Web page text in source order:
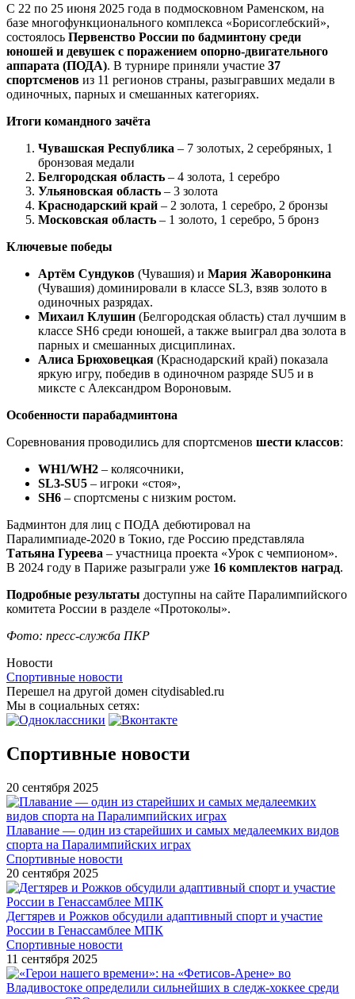
С 22 по 25 июня 2025 года в подмосковном Раменском, на
базе многофункционального комплекса «Борисоглебский»,
состоялось Первенство России по бадминтону среди
юношей и девушек с поражением опорно-двигательного
аппарата (ПОДА). В турнире приняли участие 37
спортсменов из 11 регионов страны, разыгравших медали в
одиночных, парных и смешанных категориях.
Итоги командного зачёта
Чувашская Республика – 7 золотых, 2 серебряных, 1
бронзовая медали
Белгородская область – 4 золота, 1 серебро
Ульяновская область – 3 золота
Краснодарский край – 2 золота, 1 серебро, 2 бронзы
Московская область – 1 золото, 1 серебро, 5 бронз
Ключевые победы
Артём Сундуков (Чувашия) и Мария Жаворонкина
(Чувашия) доминировали в классе SL3, взяв золото в
одиночных разрядах.
Михаил Клушин (Белгородская область) стал лучшим в
классе SH6 среди юношей, а также выиграл два золота в
парных и смешанных дисциплинах.
Алиса Брюховецкая (Краснодарский край) показала
яркую игру, победив в одиночном разряде SU5 и в
миксте с Александром Вороновым.
Особенности парабадминтона
Соревнования проводились для спортсменов шести классов:
WH1/WH2 – колясочники,
SL3-SU5 – игроки «стоя»,
SH6 – спортсмены с низким ростом.
Бадминтон для лиц с ПОДА дебютировал на
Паралимпиаде-2020 в Токио, где Россию представляла
Татьяна Гуреева – участница проекта «Урок с чемпионом».
В 2024 году в Париже разыграли уже 16 комплектов наград.
Подробные результаты доступны на сайте Паралимпийского
комитета России в разделе «Протоколы».
Фото: пресс-служба ПКР
Новости
Спортивные новости
Перешел на другой домен citydisabled.ru
Мы в социальных сетях:
Спортивные новости
20 сентября 2025
Плавание — один из старейших и самых медалеемких видов
спорта на Паралимпийских играх
Спортивные новости
20 сентября 2025
Дегтярев и Рожков обсудили адаптивный спорт и участие
России в Генассамблее МПК
Спортивные новости
11 сентября 2025